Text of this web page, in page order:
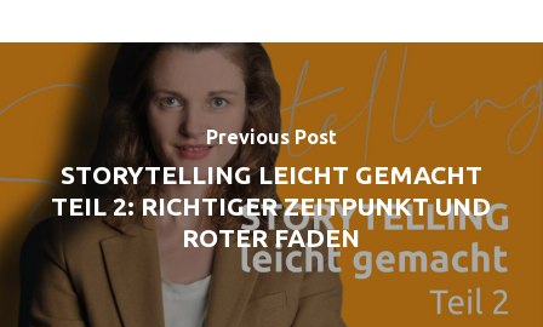
Previous Post
STORYTELLING LEICHT GEMACHT
TEIL 2: RICHTIGER ZEITPUNKT UND
ROTER FADEN